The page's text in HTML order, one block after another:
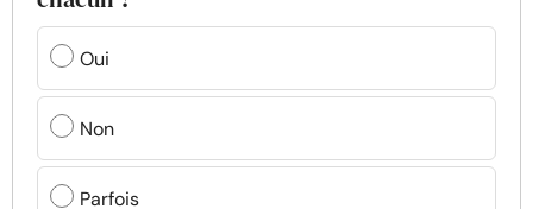
Oui
Non
Parfois